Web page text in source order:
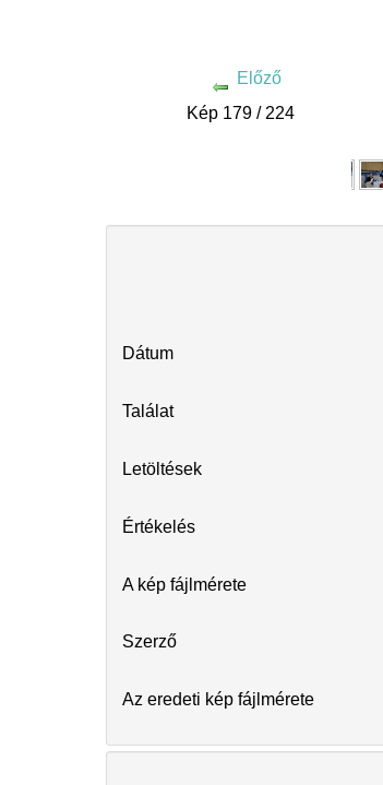
Előző
Kép 179 / 224
Dátum
Találat
Letöltések
Értékelés
A kép fájlmérete
Szerző
Az eredeti kép fájlmérete